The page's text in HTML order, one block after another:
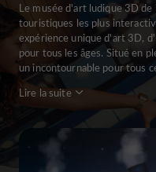
Le musée d'art ludique 3D
touristiques les plus
expérience unique d'art 3D,
pour tous les âges. Situé en
un incontournable pour tous
Lire la suite